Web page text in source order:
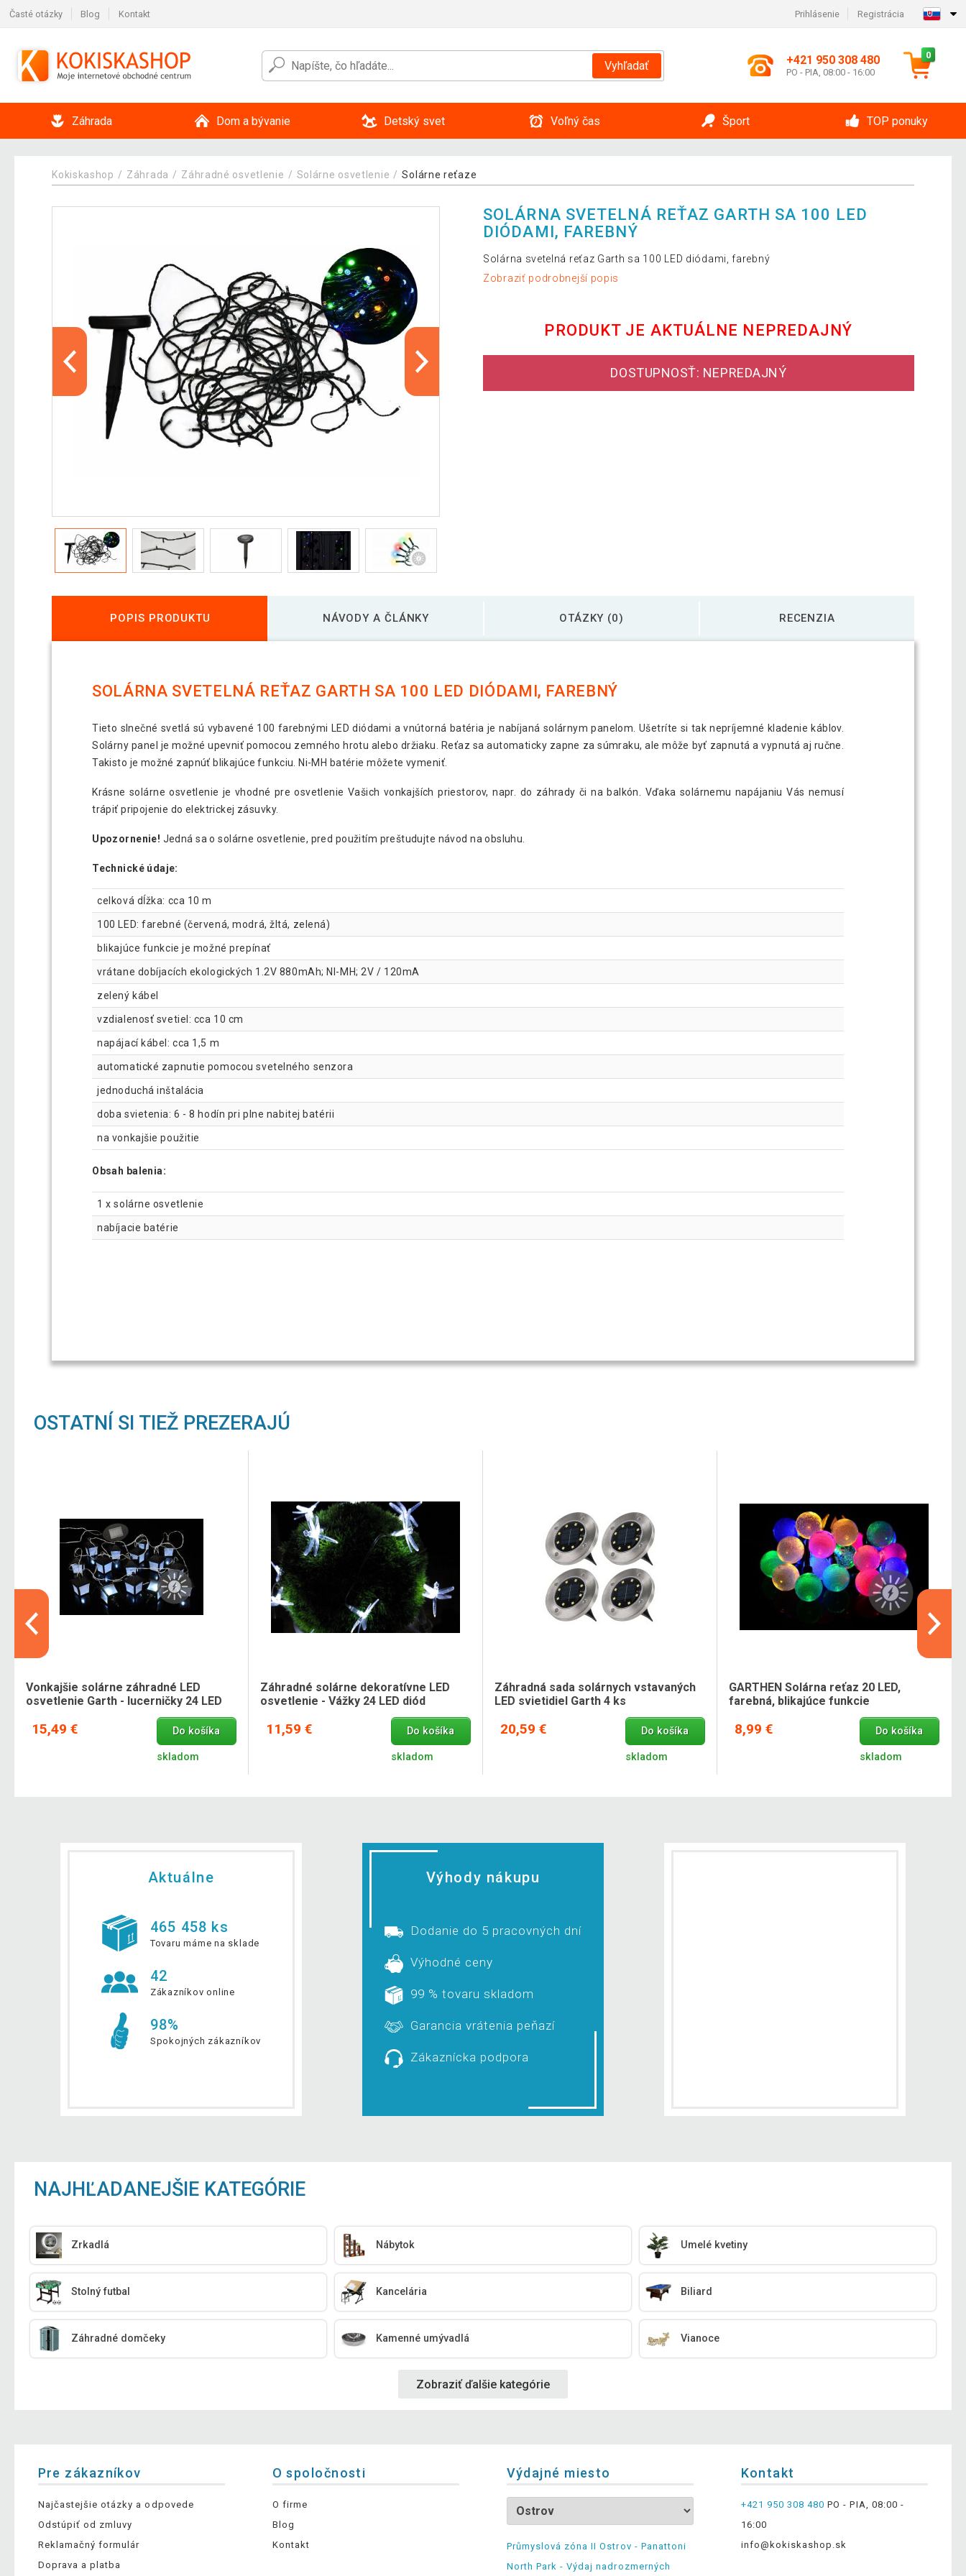
Časté otázky Blog Kontakt Prihlásenie Registrácia
Vyhľadať +421 950 308 480
PO - PIA, 08:00 - 16:00
0
Záhrada Dom a bývanie Detský svet Voľný čas Šport TOP ponuky
Kokiskashop Záhrada Záhradné osvetlenie Solárne osvetlenie Solárne reťaze
SOLÁRNA SVETELNÁ REŤAZ GARTH SA 100 LED
DIÓDAMI, FAREBNÝ
Solárna svetelná reťaz Garth sa 100 LED diódami, farebný
Zobraziť podrobnejší popis
PRODUKT JE AKTUÁLNE NEPREDAJNÝ
DOSTUPNOSŤ: NEPREDAJNÝ
POPIS PRODUKTU NÁVODY A ČLÁNKY OTÁZKY (0) RECENZIA
SOLÁRNA SVETELNÁ REŤAZ GARTH SA 100 LED DIÓDAMI, FAREBNÝ
Tieto slnečné svetlá sú vybavené 100 farebnými LED diódami a vnútorná batéria je nabíjaná solárnym panelom. Ušetríte si tak nepríjemné kladenie káblov.
Solárny panel je možné upevniť pomocou zemného hrotu alebo držiaku. Reťaz sa automaticky zapne za súmraku, ale môže byť zapnutá a vypnutá aj ručne.
Takisto je možné zapnúť blikajúce funkciu. Ni-MH batérie môžete vymeniť.
Krásne solárne osvetlenie je vhodné pre osvetlenie Vašich vonkajších priestorov, napr. do záhrady či na balkón. Vďaka solárnemu napájaniu Vás nemusí
trápiť pripojenie do elektrickej zásuvky.
Upozornenie! Jedná sa o solárne osvetlenie, pred použitím preštudujte návod na obsluhu.
Technické údaje:
celková dĺžka: cca 10 m
100 LED: farebné (červená, modrá, žltá, zelená)
blikajúce funkcie je možné prepínať
vrátane dobíjacích ekologických 1.2V 880mAh; NI-MH; 2V / 120mA
zelený kábel
vzdialenosť svetiel: cca 10 cm
napájací kábel: cca 1,5 m
automatické zapnutie pomocou svetelného senzora
jednoduchá inštalácia
doba svietenia: 6 - 8 hodín pri plne nabitej batérii
na vonkajšie použitie
Obsah balenia:
1 x solárne osvetlenie
nabíjacie batérie
OSTATNÍ SI TIEŽ PREZERAJÚ
Vonkajšie solárne záhradné LED
osvetlenie Garth - lucerničky 24 LED
15,49 € Do košíka
skladom
Záhradné solárne dekoratívne LED
osvetlenie - Vážky 24 LED diód
11,59 € Do košíka
skladom
Záhradná sada solárnych vstavaných
LED svietidiel Garth 4 ks
20,59 € Do košíka
skladom
GARTHEN Solárna reťaz 20 LED,
farebná, blikajúce funkcie
8,99 € Do košíka
skladom
Aktuálne
465 458 ks
Tovaru máme na sklade
42
Zákazníkov online
98%
Spokojných zákazníkov
Výhody nákupu
Dodanie do 5 pracovných dní
Výhodné ceny
99 % tovaru skladom
Garancia vrátenia peňazí
Zákaznícka podpora
NAJHĽADANEJŠIE KATEGÓRIE
Zrkadlá Nábytok Umelé kvetiny
Stolný futbal Kancelária Biliard
Záhradné domčeky Kamenné umývadlá Vianoce
Zobraziť ďalšie kategórie
Pre zákazníkov
Najčastejšie otázky a odpovede
Odstúpiť od zmluvy
Reklamačný formulár
Doprava a platba
O spoločnosti
O firme
Blog
Kontakt
Výdajné miesto
Průmyslová zóna II Ostrov - Panattoni
North Park - Výdaj nadrozmerných
Kontakt
+421 950 308 480 PO - PIA, 08:00 -
16:00
info@kokiskashop.sk